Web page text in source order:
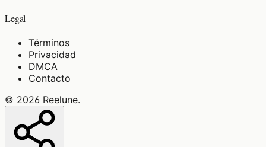
Legal
Términos
Privacidad
DMCA
Contacto
© 2026 Reelune.